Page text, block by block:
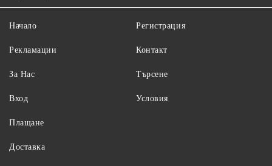
Начало
Рекламации
За Нас
Вход
Регистрация
Контакт
Търсене
Условия
Плащане
Доставка